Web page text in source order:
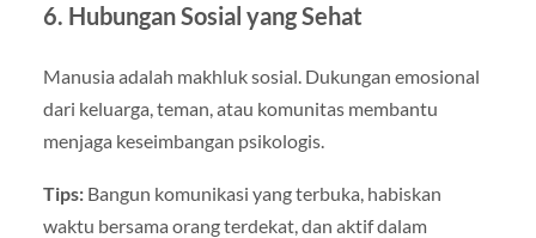
6. Hubungan Sosial yang Sehat
Manusia adalah makhluk sosial. Dukungan emosional
dari keluarga, teman, atau komunitas membantu
menjaga keseimbangan psikologis.
Tips:Bangun komunikasi yang terbuka, habiskan
waktu bersama orang terdekat, dan aktif dalam